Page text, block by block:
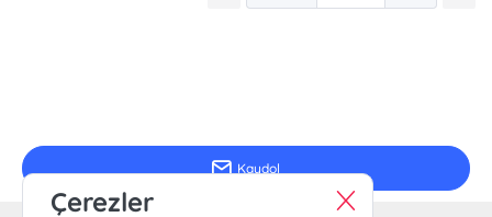
Kaydol
Çerezler